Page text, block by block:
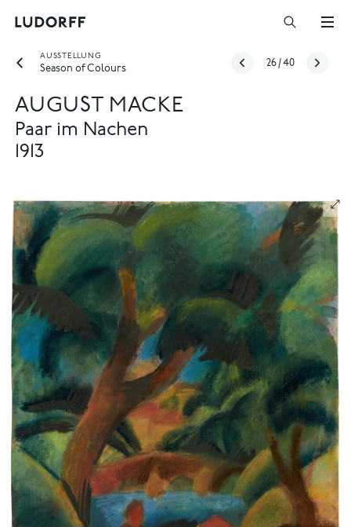
AUSSTELLUNG
Season of Colours
26 /40
AUGUST MACKE
Paar im Nachen
1913